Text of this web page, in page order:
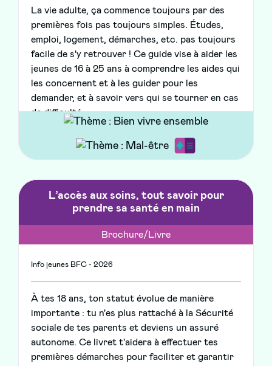
La vie adulte, ça commence toujours par des
premières fois pas toujours simples. Études,
emploi, logement, démarches, etc. pas toujours
facile de s'y retrouver ! Ce guide vise à aider les
jeunes de 16 à 25 ans à comprendre les aides qui
les concernent et à les guider pour les
demander, et à savoir vers qui se tourner en cas
de difficulté.
L’accès aux soins, tout savoir pour
prendre sa santé en main
Brochure/Livre
Info jeunes BFC - 2026
À tes 18 ans, ton statut évolue de manière
importante : tu n'es plus rattaché à la Sécurité
sociale de tes parents et deviens un assuré
autonome. Ce livret t'aidera à effectuer tes
premières démarches pour faciliter et garantir